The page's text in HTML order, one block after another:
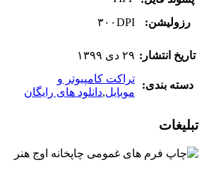
رزولیشن:
۳۰۰DPI
تاریخ انتشار: ۲۹ دی ۱۳۹۹
دسته بندی:
تراکت کامپیوتر و
موبایل,دانلود های رایگان
تبلیغات